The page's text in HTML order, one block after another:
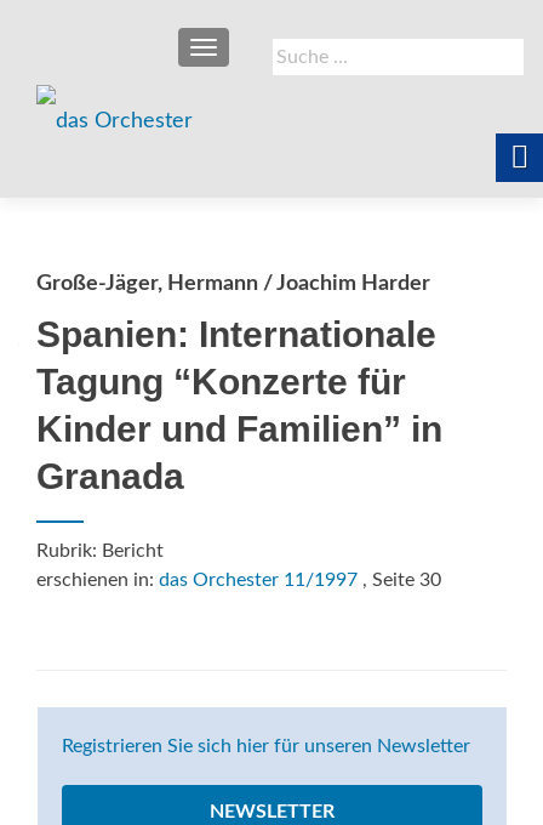
Suche
nach:
SCHALTE NAVIGATION
Große-Jäger, Hermann / Joachim Harder
Spanien: Internationale
Tagung “Konzerte für
Kinder und Familien” in
Granada
Rubrik: Bericht
erschienen in: das Orchester 11/1997 , Seite 30
Registrieren Sie sich hier für unseren Newsletter
NEWSLETTER